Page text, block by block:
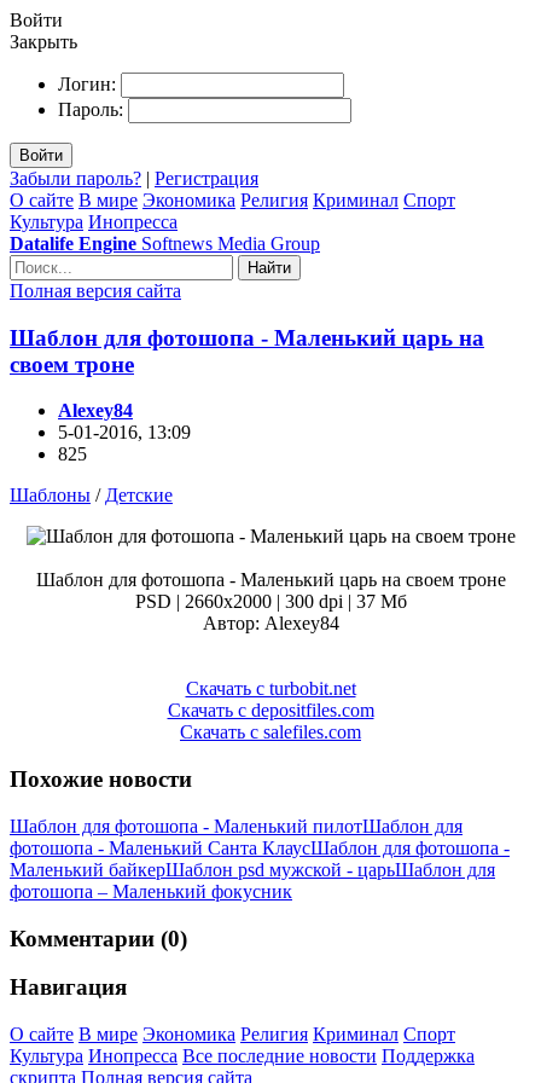
Войти
Закрыть
Логин:
Пароль:
Войти
Забыли пароль? | Регистрация
О сайте В мире Экономика Религия Криминал Спорт
Культура Инопресса
Datalife Engine Softnews Media Group
Найти
Полная версия сайта
Шаблон для фотошопа - Маленький царь на
своем троне
Alexey84
5-01-2016, 13:09
825
Шаблоны /Детские
Шаблон для фотошопа - Маленький царь на своем троне
PSD | 2660x2000 | 300 dpi | 37 Мб
Автор: Alexey84
Скачать с turbobit.net
Скачать с depositfiles.com
Скачать с salefiles.com
Похожие новости
Шаблон для фотошопа - Маленький пилотШаблон для
фотошопа - Маленький Санта КлаусШаблон для фотошопа -
Маленький байкерШаблон psd мужской - царьШаблон для
фотошопа – Маленький фокусник
Комментарии (0)
Навигация
О сайте В мире Экономика Религия Криминал Спорт
Культура Инопресса Все последние новости Поддержка
скрипта Полная версия сайта